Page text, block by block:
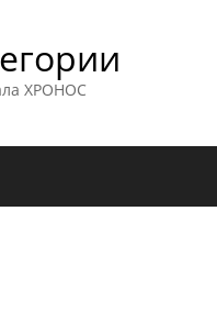
ХРОНОС